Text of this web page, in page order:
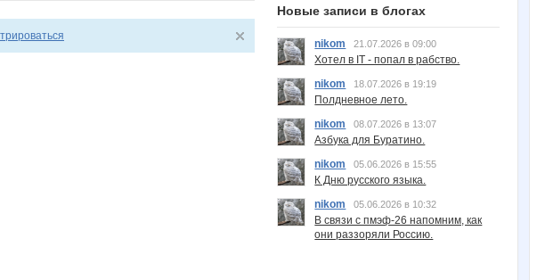
Новые записи в блогах
nikom 21.07.2026 в 09:00
Хотел в IT - попал в рабство.
nikom
18.07.2026 в 19:19
Полдневное лето.
nikom
08.07.2026 в 13:07
Азбука для Буратино.
nikom
05.06.2026 в 15:55
К Дню русского языка.
nikom
05.06.2026 в 10:32
В связи с пмэф-26 напомним, как
они раззоряли Россию.